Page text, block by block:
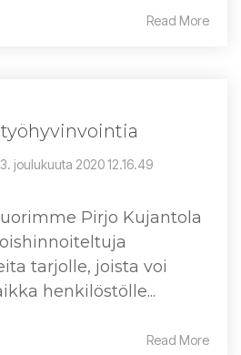
Read More
3. joulukuuta 2020 12.16.49
Pirjo Kujantola
tarjolle, joista voi
henkilöstölle...
Read More